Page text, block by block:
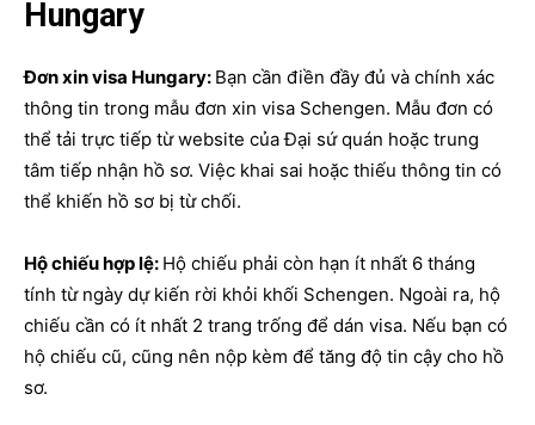
Hungary
Đơn xin visa Hungary: Bạn cần điền đầy đủ và chính xác
thông tin trong mẫu đơn xin visa Schengen. Mẫu đơn có
thể tải trực tiếp từ website của Đại sứ quán hoặc trung
tâm tiếp nhận hồ sơ. Việc khai sai hoặc thiếu thông tin có
thể khiến hồ sơ bị từ chối.
Hộ chiếu hợp lệ: Hộ chiếu phải còn hạn ít nhất 6 tháng
tính từ ngày dự kiến rời khỏi khối Schengen. Ngoài ra, hộ
chiếu cần có ít nhất 2 trang trống để dán visa. Nếu bạn có
hộ chiếu cũ, cũng nên nộp kèm để tăng độ tin cậy cho hồ
sơ.